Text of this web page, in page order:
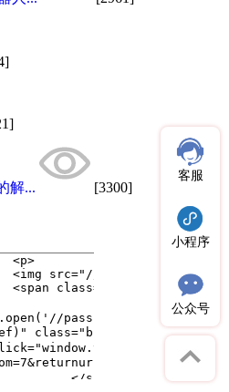
解... [3300]
客服
小程序
公众号